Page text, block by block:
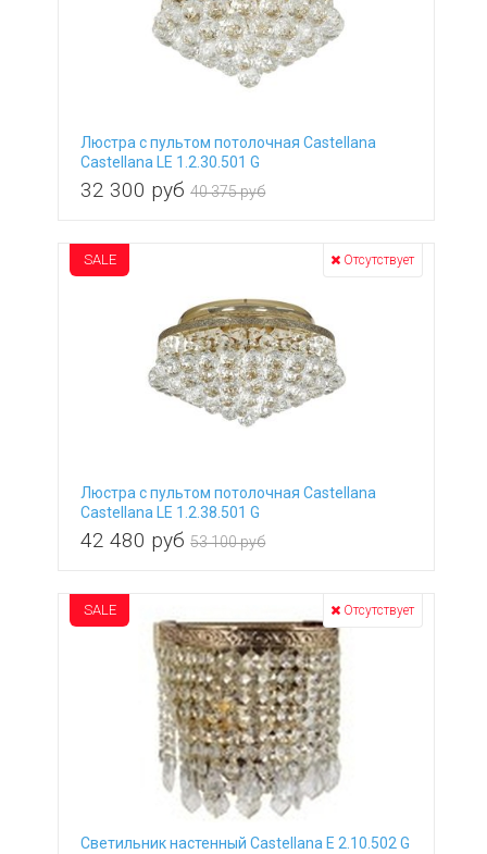
Люстра с пультом потолочная Castellana
Castellana LE 1.2.30.501 G
32 300 руб 40 375 руб
Люстра с пультом потолочная Castellana
Castellana LE 1.2.38.501 G
42 480 руб 53 100 руб
SALE Отсутствует
Светильник настенный Castellana E 2.10.502 G
SALE Отсутствует